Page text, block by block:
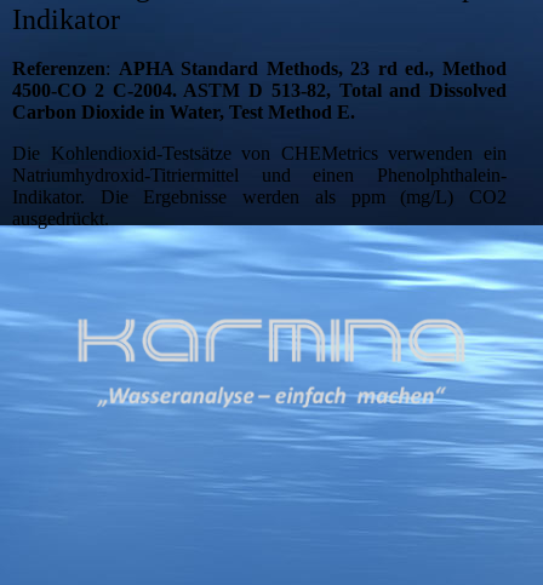
Indikator
Referenzen: APHA Standard Methods, 23 rd ed., Method
4500-CO 2 C-2004. ASTM D 513-82, Total and Dissolved
Carbon Dioxide in Water, Test Method E.
Die Kohlendioxid-Testsätze von CHEMetrics verwenden ein
Natriumhydroxid-Titriermittel und einen Phenolphthalein-
Indikator. Die Ergebnisse werden als ppm (mg/L) CO2
ausgedrückt.